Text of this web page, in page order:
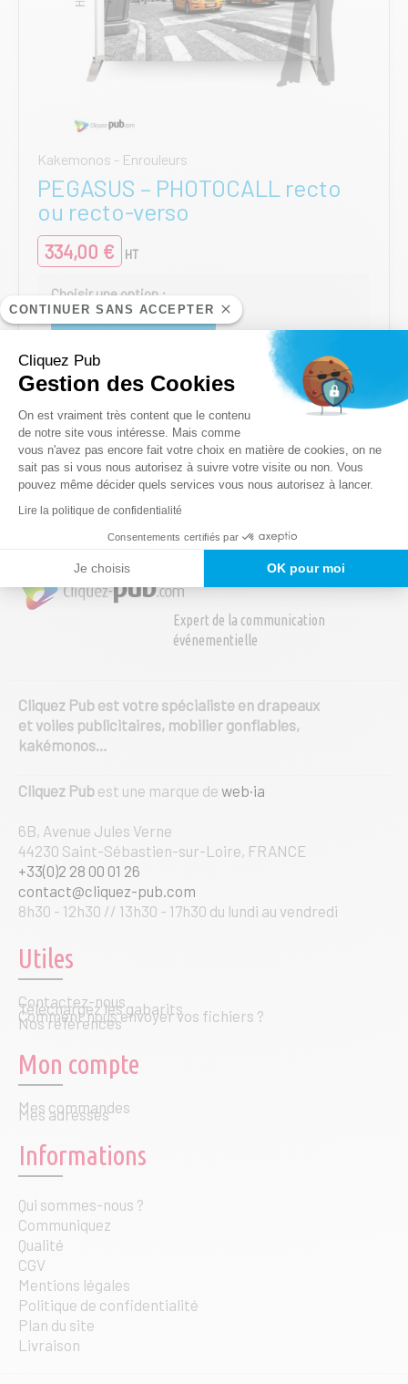
CONTINUER SANS ACCEPTER
Cliquez Pub
Gestion des Cookies
Plateforme de Gestion du
On est vraiment très content que le contenu
de notre site vous intéresse. Mais comme
vous n'avez pas encore fait votre choix en matière de cookies, on ne
sait pas si vous nous autorisez à suivre votre visite ou non. Vous
pouvez même décider quels services vous nous autorisez à lancer.
Lire la politique de confidentialité
Consentements certifiés par
Je choisis OK pour moi
Axeptio consent
Kakemonos - Enrouleurs
PEGASUS – PHOTOCALL recto
ou recto-verso
334,00 € HT
2200 x 2200 mm - 2 faces recto/verso
2400 x 2200 mm - 2 faces recto/verso
AJOUTER AU PANIER
Ce
produit
a
plusieurs
options
être
sur
la
produit
Expert de la communication
événementielle
Cliquez Pub est votre spécialiste en drapeaux
et voiles publicitaires, mobilier gonflables,
kakémonos…
Cliquez Pub est une marque de web·ia
6B, Avenue Jules Verne
44230 Saint-Sébastien-sur-Loire, FRANCE
+33(0)2 28 00 01 26
contact@cliquez-pub.com
8h30 - 12h30 // 13h30 - 17h30 du lundi au vendredi
Utiles
Contactez-nous
Téléchargez les gabarits
Comment nous envoyer vos fichiers ?
Nos références
Mon compte
Mes commandes
Mes adresses
Informations
Qui sommes-nous ?
Communiquez
Qualité
CGV
Mentions légales
Politique de confidentialité
Plan du site
Livraison